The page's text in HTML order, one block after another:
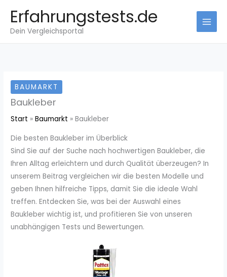
Inhalt
springen
Erfahrungstests.de
Dein Vergleichsportal
BAUMARKT
Baukleber
Start Baumarkt Baukleber
Die besten Baukleber im Überblick
Sind Sie auf der Suche nach hochwertigen Baukleber, die
Ihren Alltag erleichtern und durch Qualität überzeugen? In
unserem Beitrag vergleichen wir die besten Modelle und
geben Ihnen hilfreiche Tipps, damit Sie die ideale Wahl
treffen. Entdecken Sie, was bei der Auswahl eines
Baukleber wichtig ist, und profitieren Sie von unseren
unabhängigen Tests und Bewertungen.